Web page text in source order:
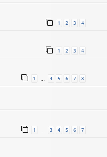
1 2 3 4
1 2 3 4
1 … 4 5 6 7 8
1 … 3 4 5 6 7